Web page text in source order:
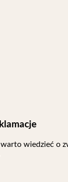
wiedzieć o